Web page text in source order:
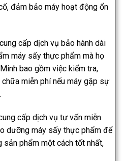
đảm bảo máy hoạt động ổn
cấp dịch vụ bảo hành dài
máy sấy thực phẩm mà họ
bao gồm việc kiểm tra,
miễn phí nếu máy gặp sự
cấp dịch vụ tư vấn miễn
dưỡng máy sấy thực phẩm để
sản phẩm một cách tốt nhất,